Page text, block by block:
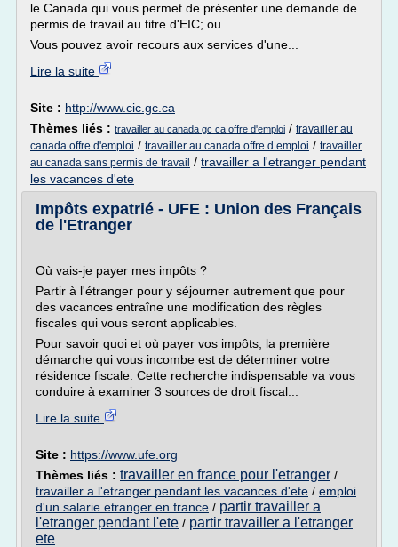
le Canada qui vous permet de présenter une demande de
permis de travail au titre d'EIC; ou
Vous pouvez avoir recours aux services d'une...
Lire la suite
Site : http://www.cic.gc.ca
Thèmes liés : travailler au canada gc ca offre d'emploi / travailler au
canada offre d'emploi / travailler au canada offre d emploi / travailler
au canada sans permis de travail / travailler a l'etranger pendant
les vacances d'ete
Impôts expatrié - UFE : Union des Français
de l'Etranger
Où vais-je payer mes impôts ?
Partir à l'étranger pour y séjourner autrement que pour
des vacances entraîne une modification des règles
fiscales qui vous seront applicables.
Pour savoir quoi et où payer vos impôts, la première
démarche qui vous incombe est de déterminer votre
résidence fiscale. Cette recherche indispensable va vous
conduire à examiner 3 sources de droit fiscal...
Lire la suite
Site : https://www.ufe.org
Thèmes liés : travailler en france pour l'etranger /
travailler a l'etranger pendant les vacances d'ete / emploi
d'un salarie etranger en france / partir travailler a
l'etranger pendant l'ete / partir travailler a l'etranger
ete